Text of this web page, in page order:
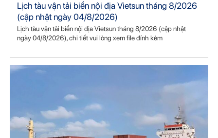
Lịch tàu vận tải biển nội địa Vietsun tháng 8/2026
(cập nhật ngày 04/8/2026)
Lịch tàu vận tải biển nội địa Vietsun tháng 8/2026 (cập nhật
ngày 04/8/2026), chi tiết vui lòng xem file đính kèm